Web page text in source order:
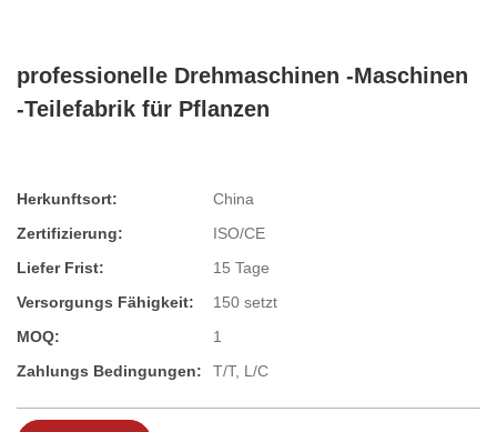
professionelle Drehmaschinen -Maschinen
-Teilefabrik für Pflanzen
Herkunftsort:
China
Zertifizierung:
ISO/CE
Liefer Frist:
15 Tage
Versorgungs Fähigkeit:
150 setzt
MOQ:
1
Zahlungs Bedingungen:
T/T, L/C